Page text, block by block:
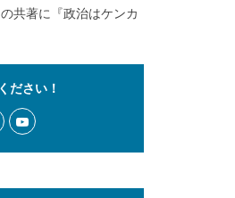
共著に『政治はケンカ
ださい！